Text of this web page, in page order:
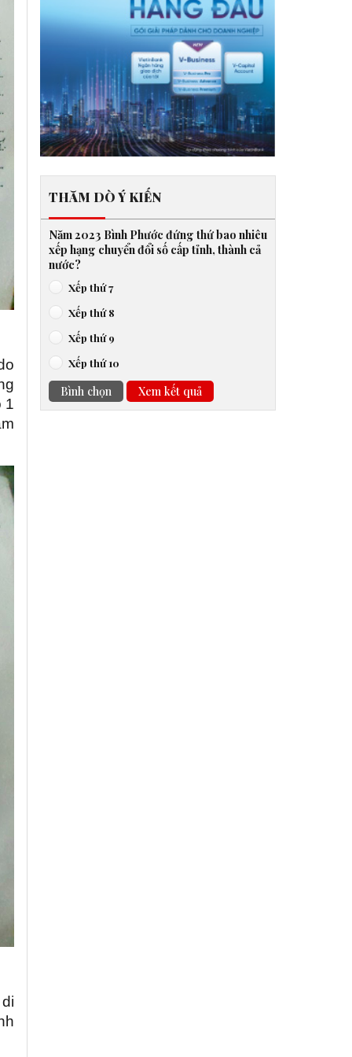
1
THĂM DÒ Ý KIẾN
Năm 2023 Bình Phước đứng thứ bao nhiêu
xếp hạng chuyển đổi số cấp tỉnh, thành cả
nước?
Xếp thứ 7
Xếp thứ 8
Xếp thứ 9
Xếp thứ 10
Bình chọn Xem kết quả